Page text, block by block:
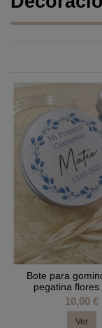
Bote para
pegatina flores
10,00 €
Ver